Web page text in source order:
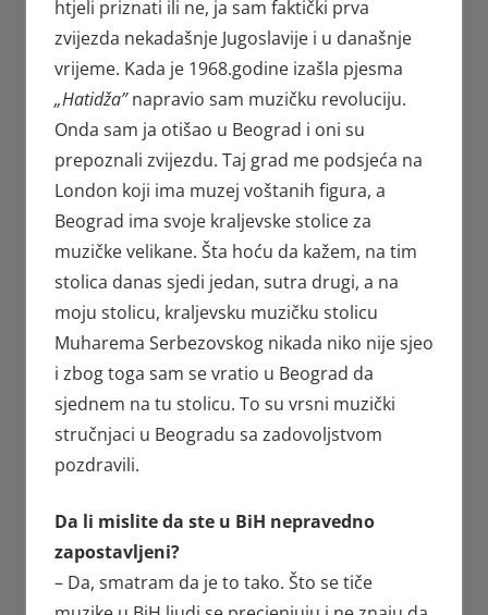
htjeli priznati ili ne, ja sam faktički prva
zvijezda nekadašnje Jugoslavije i u današnje
vrijeme. Kada je 1968.godine izašla pjesma
„Hatidža”napravio sam muzičku revoluciju.
Onda sam ja otišao u Beograd i oni su
prepoznali zvijezdu. Taj grad me podsjeća na
London koji ima muzej voštanih figura, a
Beograd ima svoje kraljevske stolice za
muzičke velikane. Šta hoću da kažem, na tim
stolica danas sjedi jedan, sutra drugi, a na
moju stolicu, kraljevsku muzičku stolicu
Muharema Serbezovskog nikada niko nije sjeo
i zbog toga sam se vratio u Beograd da
sjednem na tu stolicu. To su vrsni muzički
stručnjaci u Beogradu sa zadovoljstvom
pozdravili.
Da li mislite da ste u BiH nepravedno
zapostavljeni?
– Da, smatram da je to tako. Što se tiče